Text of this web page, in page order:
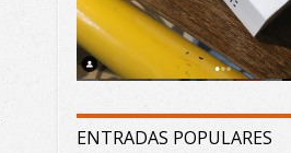
ENTRADAS POPULARES